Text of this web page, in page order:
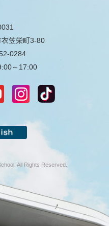
笠栄町3-80
0284
～17:00
All Rights Reserved.